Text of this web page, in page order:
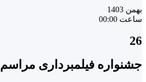
بهمن 1403
ساعت 00:00
26
جشنواره فیلمبرداری مراسم